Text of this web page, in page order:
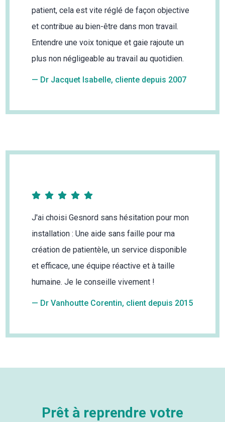
patient, cela est vite réglé de façon objective
et contribue au bien-être dans mon travail.
Entendre une voix tonique et gaie rajoute un
plus non négligeable au travail au quotidien.
— Dr Jacquet Isabelle, cliente depuis 2007
J'ai choisi Gesnord sans hésitation pour mon
installation : Une aide sans faille pour ma
création de patientèle, un service disponible
et efficace, une équipe réactive et à taille
humaine. Je le conseille vivement !
— Dr Vanhoutte Corentin, client depuis 2015
Prêt à reprendre votre